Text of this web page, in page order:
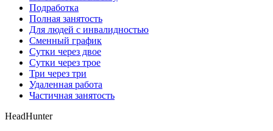
Подработка
Полная занятость
Для людей с инвалидностью
Сменный график
Сутки через двое
Сутки через трое
Три через три
Удаленная работа
Частичная занятость
HeadHunter